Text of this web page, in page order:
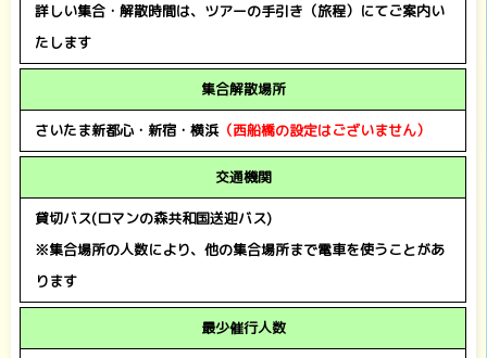
詳しい集合・解散時間は、ツアーの手引き（旅程）にてご案内い
たします
集合解散場所
さいたま新都心・新宿・横浜（西船橋の設定はございません）
交通機関
貸切バス(ロマンの森共和国送迎バス)
※集合場所の人数により、他の集合場所まで電車を使うことがあ
ります
最少催行人数